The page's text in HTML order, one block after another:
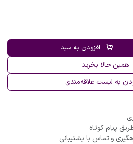
افزودن به سبد
همین حالا بخرید
به لیست علاقه‌مندی
پیام کوتاه
و تماس با پشتیبانی